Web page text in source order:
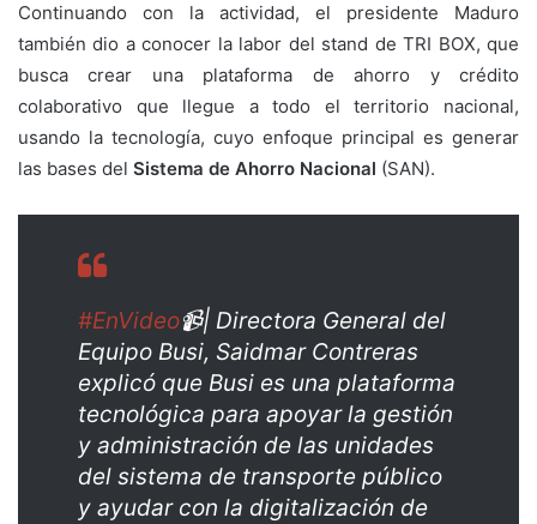
Continuando con la actividad, el presidente Maduro
también dio a conocer la labor del stand de TRI BOX, que
busca crear una plataforma de ahorro y crédito
colaborativo que llegue a todo el territorio nacional,
usando la tecnología, cuyo enfoque principal es generar
las bases del Sistema de Ahorro Nacional (SAN).
#EnVideo📹| Directora General del
Equipo Busi, Saidmar Contreras
explicó que Busi es una plataforma
tecnológica para apoyar la gestión
y administración de las unidades
del sistema de transporte público
y ayudar con la digitalización de